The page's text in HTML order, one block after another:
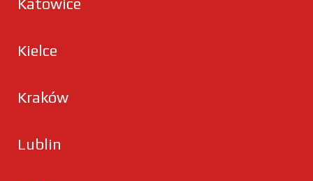
Katowice
Kielce
Kraków
Lublin